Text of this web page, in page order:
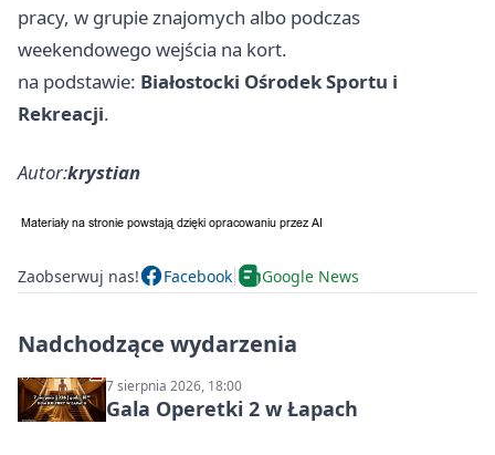
pracy, w grupie znajomych albo podczas
weekendowego wejścia na kort.
na podstawie: Białostocki Ośrodek Sportu i
Rekreacji.
Autor:krystian
Zaobserwuj nas! Facebook Google News
Nadchodzące wydarzenia
7 sierpnia 2026, 18:00
Gala Operetki 2 w Łapach